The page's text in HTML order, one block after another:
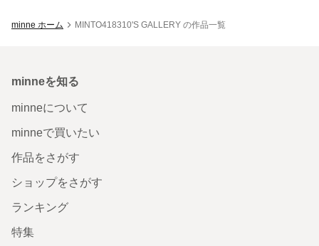
minne ホーム MINTO418310'S GALLERY の作品一覧
minneを知る
minneについて
minneで買いたい
作品をさがす
ショップをさがす
ランキング
特集